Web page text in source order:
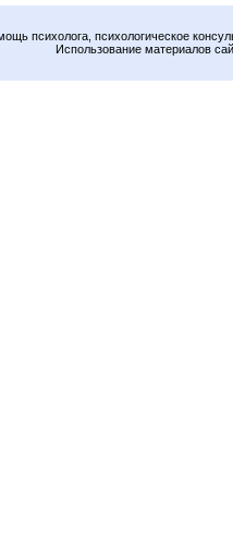
психолога, психологическое
Использование материалов